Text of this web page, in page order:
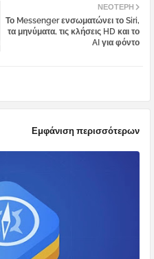
atsa
ΝΕΌΤΕΡΗ
Το Messenger ενσωματώνει το Siri,
τα μηνύματα, τις κλήσεις HD και το
AI για φόντο
Εμφάνιση περισσότερων